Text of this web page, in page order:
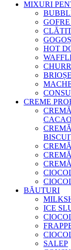
MIXURI
HOT
BRIOȘE
CREME
CACAO
BĂUTURI
ICE
SALEP